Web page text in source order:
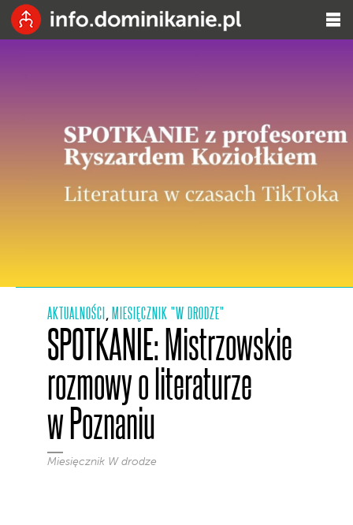
AKTUALNOŚCI, MIESIĘCZNIK "W DRODZE"
SPOTKANIE: Mistrzowskie
rozmowy o literaturze
w Poznaniu
Miesięcznik W drodze